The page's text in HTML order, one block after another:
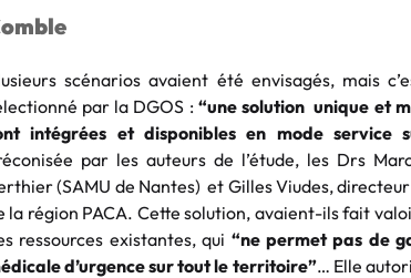
scénarios avaient été envisagés, mais
par la DGOS : “une solution unique et
intégrées et disponibles en mode service
par les auteurs de l’étude, les Drs
(SAMU de Nantes) et Gilles Viudes,
la région PACA. Cette solution, avaient-ils fait
ressources existantes, qui “ne permet pas de
d’urgence sur tout le territoire”… Elle